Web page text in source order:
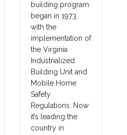
New fire barrier
technologies are
improving total
costs and margins
in major areas of
construction, such
as commercial,
government,
union and
prevailing wage
projects. These
benefits translate